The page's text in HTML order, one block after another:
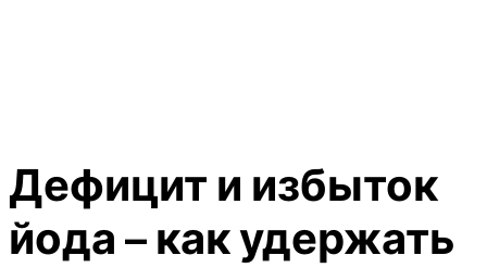
Дефицит и избыток
йода – как удержать